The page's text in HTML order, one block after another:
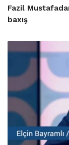
Fazil
baxış